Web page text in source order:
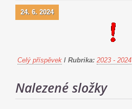
24. 6. 2024
Celý příspěvek / Rubrika: 2023 - 2024
Nalezené složky